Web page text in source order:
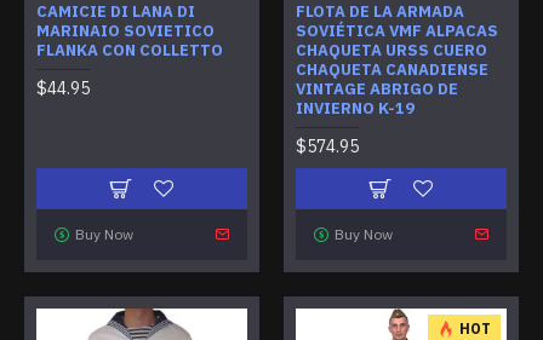
CAMICIE DI LANA DI
MARINAIO SOVIETICO
FLANKA CON COLLETTO
$44.95
Buy Now
FLOTA DE LA ARMADA
SOVIÉTICA VMF ALPACAS
CHAQUETA URSS CUERO
CHAQUETA CANADIENSE
VINTAGE ABRIGO DE
INVIERNO K-19
$574.95
Buy Now
HOT